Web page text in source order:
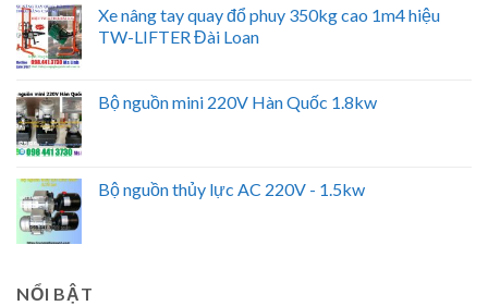
Xe nâng tay quay đổ phuy 350kg cao 1m4 hiệu
TW-LIFTER Đài Loan
Bộ nguồn mini 220V Hàn Quốc 1.8kw
Bộ nguồn thủy lực AC 220V - 1.5kw
NỔI BẬT